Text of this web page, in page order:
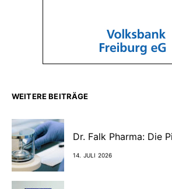
WEITERE BEITRÄGE
Dr. Falk Pharma: Die
14. JULI 2026